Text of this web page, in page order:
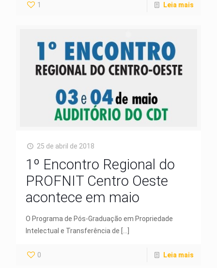
1 Leia mais
25 de abril de 2018
1º Encontro Regional do
PROFNIT Centro Oeste
acontece em maio
O Programa de Pós-Graduação em Propriedade
Intelectual e Transferência de […]
0 Leia mais